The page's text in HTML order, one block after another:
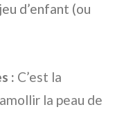
d’enfant (ou
: C’est la
la peau de